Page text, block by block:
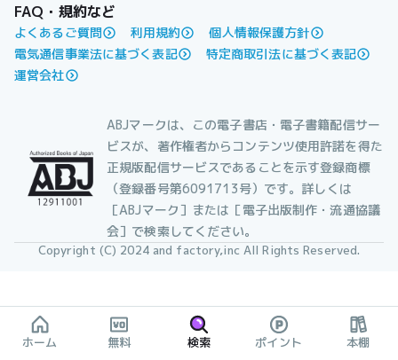
FAQ・規約など
よくあるご質問 利用規約
個人情報保護方針
電気通信事業法に基づく表記
特定商取引法に基づく表記
運営会社
ABJマークは、この電子書店・電子書籍配信サー
ビスが、著作権者からコンテンツ使用許諾を得た
正規版配信サービスであることを示す登録商標
（登録番号第6091713号）です。詳しくは
［ABJマーク］または［電子出版制作・流通協議
会］で検索してください。
Copyright (C) 2024 and factory,inc All Rights Reserved.
ホーム 無料 検索 ポイント 本棚